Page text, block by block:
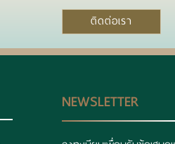
ติดต่อเรา
NEWSLETTER